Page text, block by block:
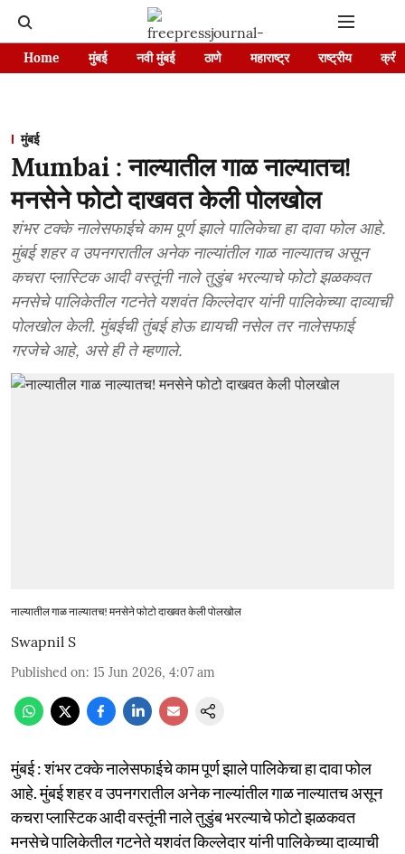
Home मुंबई नवी मुंबई ठाणे महाराष्ट्र राष्ट्रीय
मुंबई
Mumbai : नाल्यातील गाळ नाल्यातच!
मनसेने फोटो दाखवत केली पोलखोल
शंभर टक्के नालेसफाईचे काम पूर्ण झाले पालिकेचा हा दावा फोल आहे.
मुंबई शहर व उपनगरातील अनेक नाल्यांतील गाळ नाल्यातच असून
कचरा प्लास्टिक आदी वस्तूंनी नाले तुडुंब भरल्याचे फोटो झळकवत
मनसेचे पालिकेतील गटनेते यशवंत किल्लेदार यांनी पालिकेच्या दाव्याची
पोलखोल केली. मुंबईची तुंबई होऊ द्यायची नसेल तर नालेसफाई
गरजेचे आहे, असे ही ते म्हणाले.
नाल्यातील गाळ नाल्यातच! मनसेने फोटो दाखवत केली पोलखोल
Swapnil S
Published on: 15 Jun 2026, 4:07 am
मुंबई : शंभर टक्के नालेसफाईचे काम पूर्ण झाले पालिकेचा हा दावा फोल
आहे. मुंबई शहर व उपनगरातील अनेक नाल्यांतील गाळ नाल्यातच असून
कचरा प्लास्टिक आदी वस्तूंनी नाले तुडुंब भरल्याचे फोटो झळकवत
मनसेचे पालिकेतील गटनेते यशवंत किल्लेदार यांनी पालिकेच्या दाव्याची